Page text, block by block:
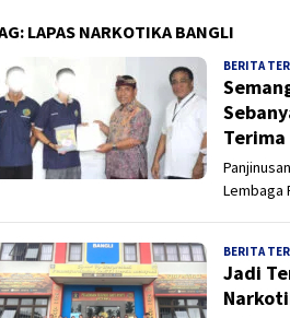
LAPAS NARKOTIKA BANGLI
BERITA
Terima
Lembaga
BERITA
Jadi